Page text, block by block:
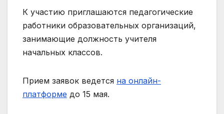
К участию приглашаются педагогические
работники образовательных организаций,
занимающие должность учителя
начальных классов.
Прием заявок ведется на онлайн-
платформе до 15 мая.